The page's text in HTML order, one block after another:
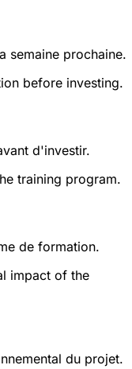
semaine prochaine.
before investing.
d'investir.
training program.
de formation.
impact of the
du projet.